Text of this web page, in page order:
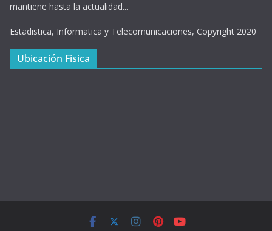
mantiene hasta la actualidad...
Estadistica, Informatica y Telecomunicaciones, Copyright 2020
Ubicación Fisica